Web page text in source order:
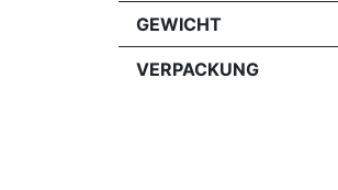
GEWICHT
VERPACKUNG